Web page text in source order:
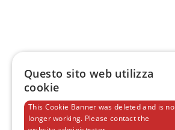
Questo sito web utilizza
cookie
This Cookie Banner was deleted and is no
longer working. Please contact the